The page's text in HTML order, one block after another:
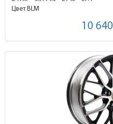
Цвет BLM
10 640